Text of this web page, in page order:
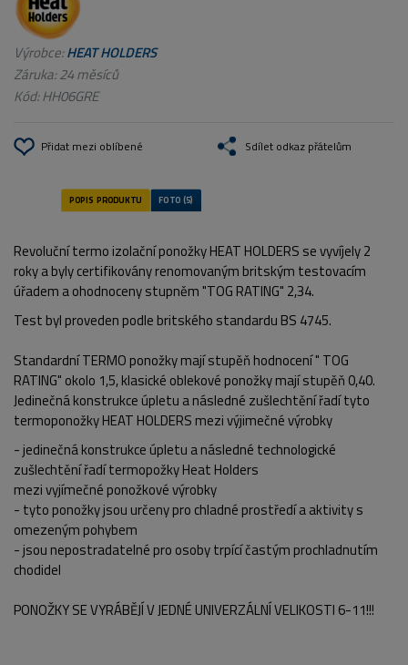
Výrobce:HEAT HOLDERS
Záruka: 24 měsíců
Kód:HH06GRE
Přidat mezi oblíbené Sdílet odkaz přátelům
Revoluční termo izolační ponožky HEAT HOLDERS se vyvíjely 2
roky a byly certifikovány renomovaným britským testovacím
úřadem a ohodnoceny stupněm "TOG RATING" 2,34.
Test byl proveden podle britského standardu BS 4745.
Standardní TERMO ponožky mají stupěň hodnocení " TOG
RATING" okolo 1,5, klasické oblekové ponožky mají stupěň 0,40.
Jedinečná konstrukce úpletu a následné zušlechtění řadí tyto
termoponožky HEAT HOLDERS mezi výjimečné výrobky
- jedinečná konstrukce úpletu a následné technologické
zušlechtění řadí termopožky Heat Holders
mezi vyjímečné ponožkové výrobky
- tyto ponožky jsou určeny pro chladné prostředí a aktivity s
omezeným pohybem
- jsou nepostradatelné pro osoby trpící častým prochladnutím
chodidel
PONOŽKY SE VYRÁBĚJÍ V JEDNÉ UNIVERZÁLNÍ VELIKOSTI 6-11!!!